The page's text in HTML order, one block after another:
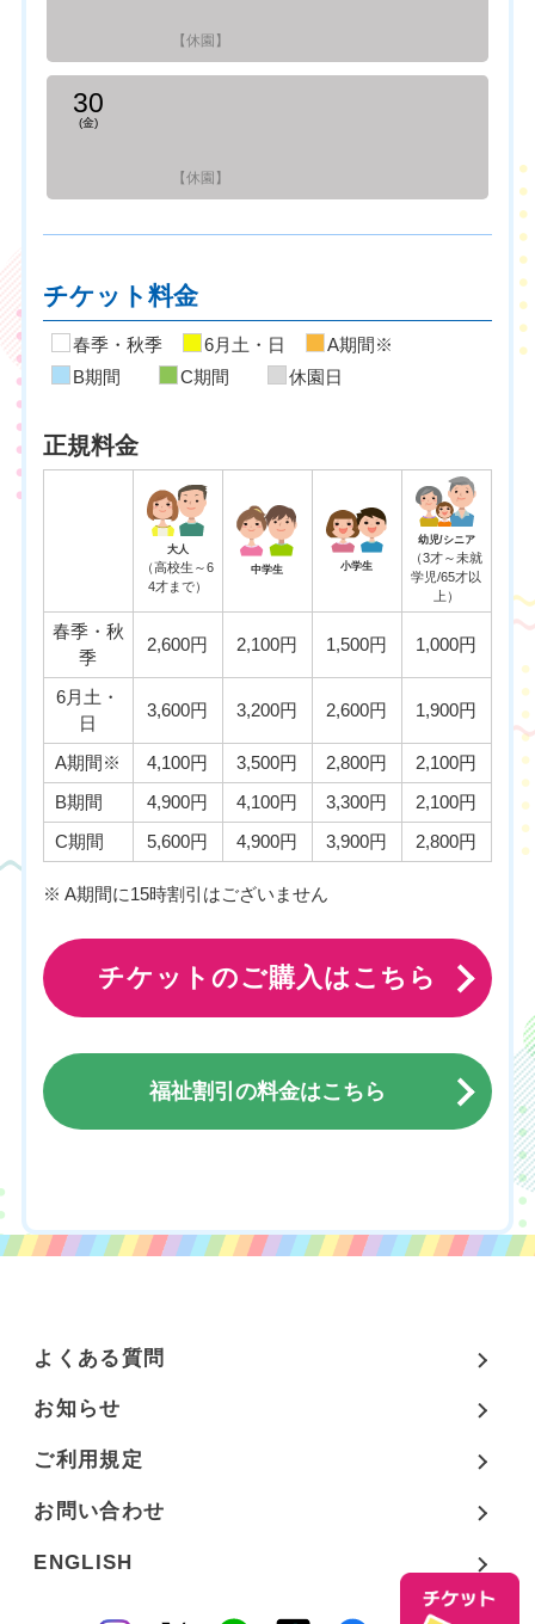
【休園】
30
(金)
【休園】
チケット料金
春季・秋季 6月土・日
A期間※
B期間
C期間 休園日
正規料金
大人
（高校生～6
4才まで）
中学生 小学生
幼児/シニア
（3才～未就
学児/65才以
上）
春季・秋
季
2,600円 2,100円 1,500円 1,000円
6月土・
日
3,600円 3,200円 2,600円 1,900円
A期間※ 4,100円 3,500円 2,800円
2,100円
B期間
4,900円 4,100円 3,300円
2,100円
C期間
5,600円 4,900円 3,900円 2,800円
※ A期間に15時割引はございません
チケットのご購入はこちら
福祉割引の料金はこちら
よくある質問
お知らせ
ご利用規定
お問い合わせ
ENGLISH